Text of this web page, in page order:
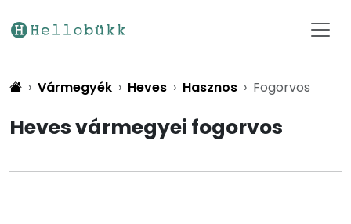
Vármegyék Heves Hasznos Fogorvos
Heves vármegyei fogorvos